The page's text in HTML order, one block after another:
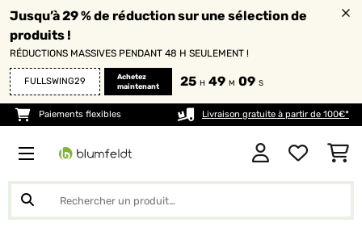
Jusqu’à 29 % de réduction sur une sélection de
produits !
RÉDUCTIONS MASSIVES PENDANT 48 H SEULEMENT !
FULLSWING29
Achetez
maintenant
25 H 49 M 09 S
Paiements flexibles Livraison gratuite à partir de 100€*